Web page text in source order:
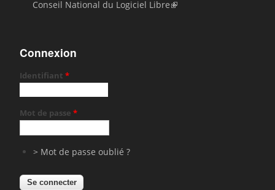
Conseil National du Logiciel Libre
Connexion
Identifiant*
Mot de passe*
> Mot de passe oublié ?